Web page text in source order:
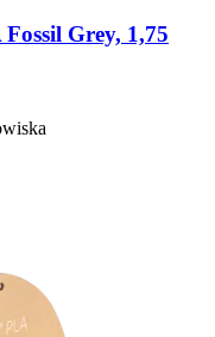
Grey, 1,75